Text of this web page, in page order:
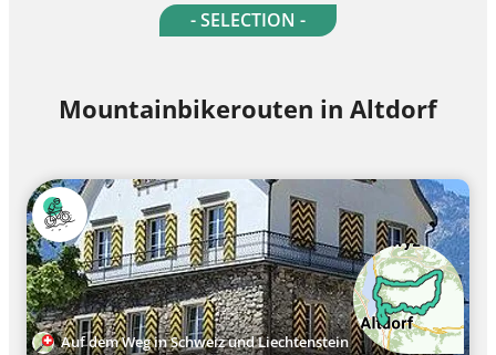
- SELECTION -
Mountainbikerouten in Altdorf
Auf dem Weg in Schweiz und Liechtenstein